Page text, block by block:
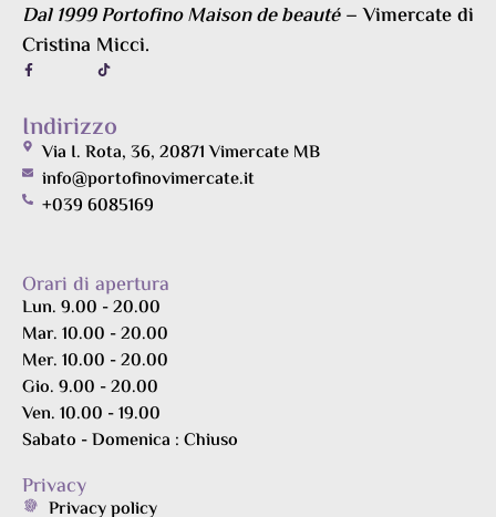
Dal 1999 Portofino Maison de beauté– Vimercate di
Cristina Micci.
Indirizzo
Via I. Rota, 36, 20871 Vimercate MB
info@portofinovimercate.it
+039 6085169
Orari di apertura
Lun. 9.00 - 20.00
Mar. 10.00 - 20.00
Mer. 10.00 - 20.00
Gio. 9.00 - 20.00
Ven. 10.00 - 19.00
Sabato - Domenica : Chiuso
Privacy
Privacy policy